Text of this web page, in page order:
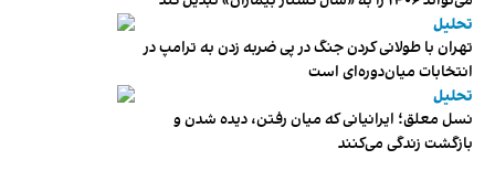
تحلیل
تهران با طولانی کردن جنگ در پی ضربه زدن به ترامپ در
انتخابات میان‌دوره‌ای است
تحلیل
نسل معلق؛ ایرانیانی که میان رفتن، دیده شدن و
بازگشت زندگی می‌کنند